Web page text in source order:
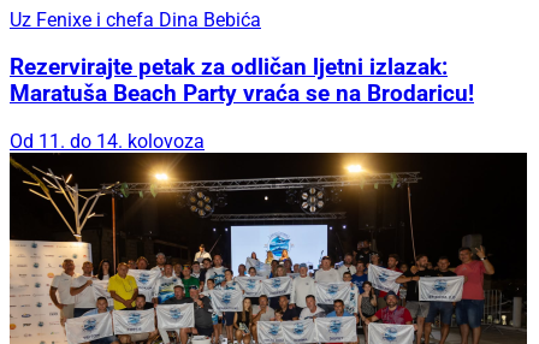
Uz Fenixe i chefa Dina Bebića
Rezervirajte petak za odličan ljetni izlazak:
Maratuša Beach Party vraća se na Brodaricu!
Od 11. do 14. kolovoza